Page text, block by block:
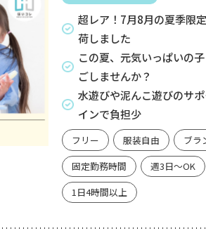
超レア！7月8月の夏季限
荷しました
この夏、元気いっぱいの
ごしませんか？
水遊びや泥んこ遊びのサ
インで負担少
フリー 服装自由
ブラ
固定勤務時間
週3日～OK
1日4時間以上